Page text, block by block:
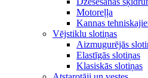
Motoreļļa
Kannas
Vējstiklu slotiņas
Aizmugurējās
Elastīgās slotiņas
Klasiskās slotiņas